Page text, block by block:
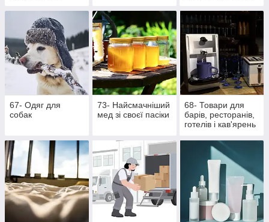
67- Одяг для
собак
73- Найсмачніший
мед зі своєї пасіки
68- Товари для
барів, ресторанів,
готелів і кав'ярень